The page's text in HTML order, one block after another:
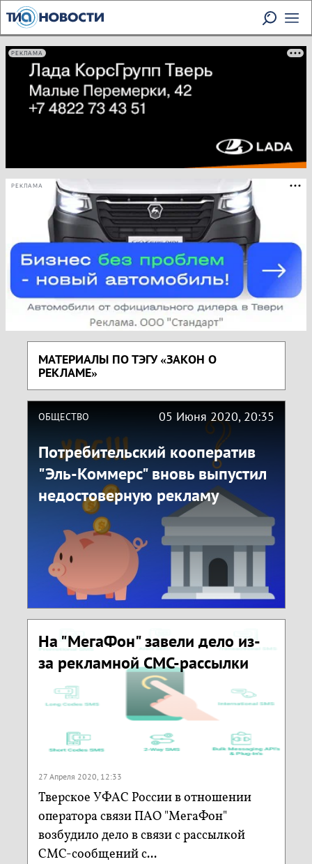
РЕКЛАМА
РЕКЛАМА
МАТЕРИАЛЫ ПО ТЭГУ «ЗАКОН О
РЕКЛАМЕ»
ОБЩЕСТВО 05 Июня 2020, 20:35
Потребительский кооператив
"Эль-Коммерс" вновь выпустил
недостоверную рекламу
На "МегаФон" завели дело из-
за рекламной СМС-рассылки
27 Апреля 2020, 12:33
Тверское УФАС России в отношении
оператора связи ПАО "МегаФон"
возбудило дело в связи с рассылкой
СМС-сообщений с...